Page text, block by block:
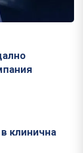
клинична